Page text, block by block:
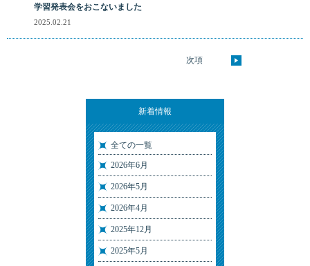
新着情報
全ての一覧
2026年6月
2026年5月
2026年4月
2025年12月
2025年5月
学習発表会をおこないました
2025.02.21
次項